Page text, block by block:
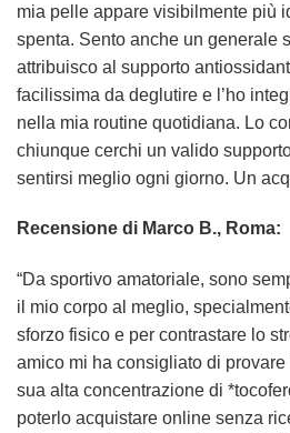
mia pelle appare visibilmente più
spenta. Sento anche un generale
attribuisco al supporto
facilissima da deglutire e l’ho
nella mia routine quotidiana. Lo
chiunque cerchi un valido
sentirsi meglio ogni giorno. Un
Recensione di Marco B., Roma:
“Da sportivo amatoriale, sono
il mio corpo al meglio,
sforzo fisico e per contrastare lo
amico mi ha consigliato di provare
sua alta concentrazione di
poterlo acquistare online senza